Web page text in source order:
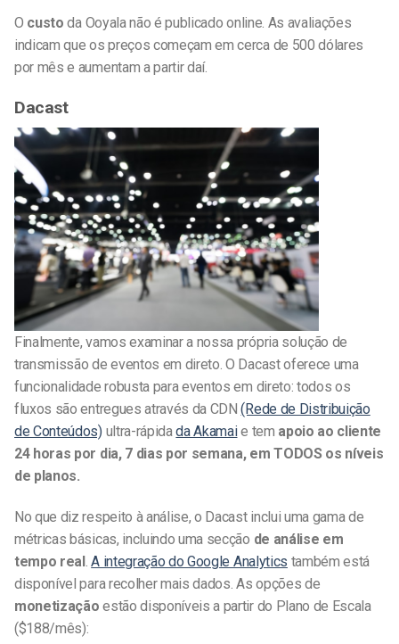
O custoda Ooyala não é publicado online. As avaliações
indicam que os preços começam em cerca de 500 dólares
por mês e aumentam a partir daí.
Dacast
Finalmente, vamos examinar a nossa própria solução de
transmissão de eventos em direto. O Dacast oferece uma
funcionalidade robusta para eventos em direto: todos os
fluxos são entregues através da CDN(Rede de Distribuição
de Conteúdos)ultra-rápidada Akamaie tem apoio ao cliente
24 horas por dia, 7 dias por semana, em TODOS os níveis
de planos.
No que diz respeito à análise, o Dacast inclui uma gama de
métricas básicas, incluindo uma secção de análise em
tempo real.A integração do Google Analytics também está
disponível para recolher mais dados. As opções de
monetizaçãoestão disponíveis a partir do Plano de Escala
($188/mês):